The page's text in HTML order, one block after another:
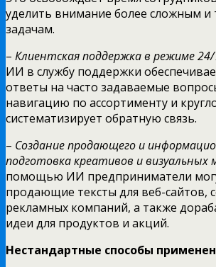
уделить внимание более сложным и
задачам.
– Клиентская поддержка в режиме
ИИ в службу поддержки
ответы на часто задаваемые
навигацию по ассортименту и
систематизирует обратную связь.
– Создание продающего и
подготовка креативов и визуальных
помощью ИИ предприниматели
продающие тексты для веб-сайтов,
рекламных компаний, а также
идеи для продуктов и акций.
Нестандартные способы